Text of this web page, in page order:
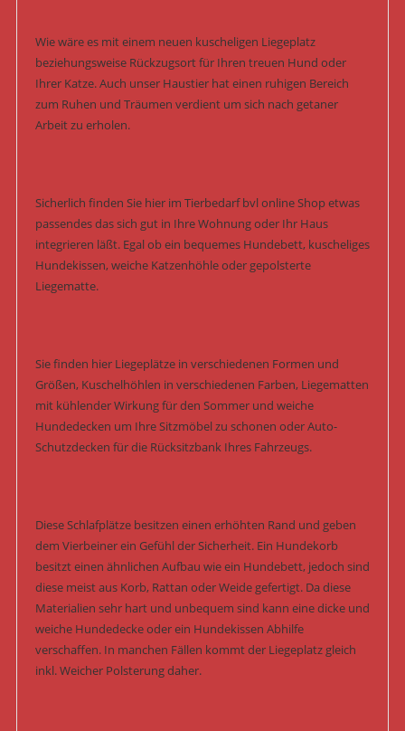
Wie wäre es mit einem neuen kuscheligen Liegeplatz
beziehungsweise Rückzugsort für Ihren treuen Hund oder
Ihrer Katze. Auch unser Haustier hat einen ruhigen Bereich
zum Ruhen und Träumen verdient um sich nach getaner
Arbeit zu erholen.
Sicherlich finden Sie hier im Tierbedarf bvl online Shop etwas
passendes das sich gut in Ihre Wohnung oder Ihr Haus
integrieren läßt. Egal ob ein bequemes Hundebett, kuscheliges
Hundekissen, weiche Katzenhöhle oder gepolsterte
Liegematte.
Sie finden hier Liegeplätze in verschiedenen Formen und
Größen, Kuschelhöhlen in verschiedenen Farben, Liegematten
mit kühlender Wirkung für den Sommer und weiche
Hundedecken um Ihre Sitzmöbel zu schonen oder Auto-
Schutzdecken für die Rücksitzbank Ihres Fahrzeugs.
Diese Schlafplätze besitzen einen erhöhten Rand und geben
dem Vierbeiner ein Gefühl der Sicherheit. Ein Hundekorb
besitzt einen ähnlichen Aufbau wie ein Hundebett, jedoch sind
diese meist aus Korb, Rattan oder Weide gefertigt. Da diese
Materialien sehr hart und unbequem sind kann eine dicke und
weiche Hundedecke oder ein Hundekissen Abhilfe
verschaffen. In manchen Fällen kommt der Liegeplatz gleich
inkl. Weicher Polsterung daher.